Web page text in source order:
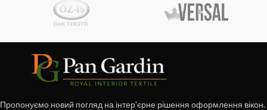
Пропонуємо новий погляд на інтер'єрне рішення оформлення вікон.